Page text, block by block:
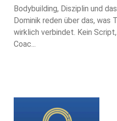
Bodybuilding, Disziplin und
Dominik reden über das, was
wirklich verbindet. Kein
Coac...